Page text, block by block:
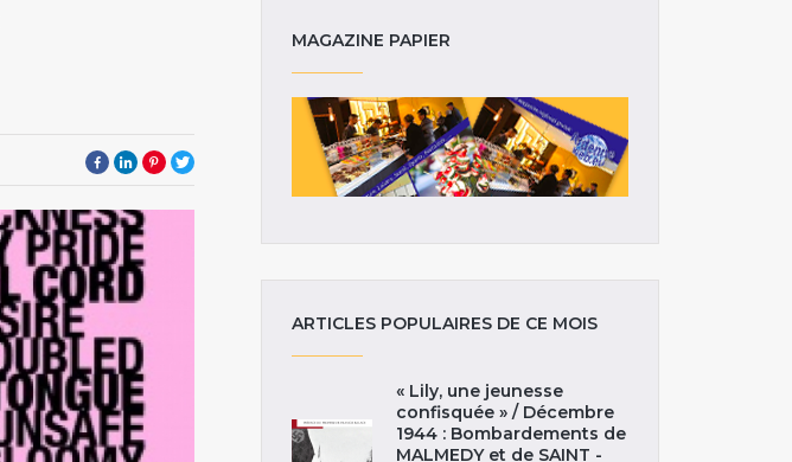
MAGAZINE PAPIER
ARTICLES POPULAIRES DE CE MOIS
« Lily, une jeunesse
confisquée » / Décembre
1944 : Bombardements de
MALMEDY et de SAINT -